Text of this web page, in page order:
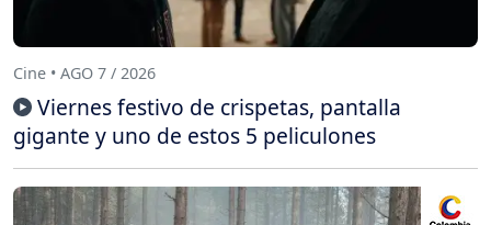
Cine • AGO 7 / 2026
Viernes festivo de crispetas, pantalla
gigante y uno de estos 5 peliculones